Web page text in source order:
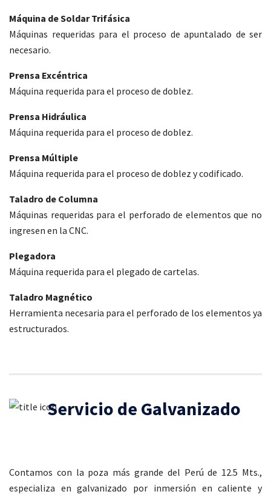
Máquina de Soldar Trifásica
Máquinas requeridas para el proceso de apuntalado de ser
necesario.
Prensa Excéntrica
Máquina requerida para el proceso de doblez.
Prensa Hidráulica
Máquina requerida para el proceso de doblez.
Prensa Múltiple
Máquina requerida para el proceso de doblez y codificado.
Taladro de Columna
Máquinas requeridas para el perforado de elementos que no
ingresen en la CNC.
Plegadora
Máquina requerida para el plegado de cartelas.
Taladro Magnético
Herramienta necesaria para el perforado de los elementos ya
estructurados.
Servicio de Galvanizado
Contamos con la poza más grande del Perú de 12.5 Mts.,
especializa en galvanizado por inmersión en caliente y